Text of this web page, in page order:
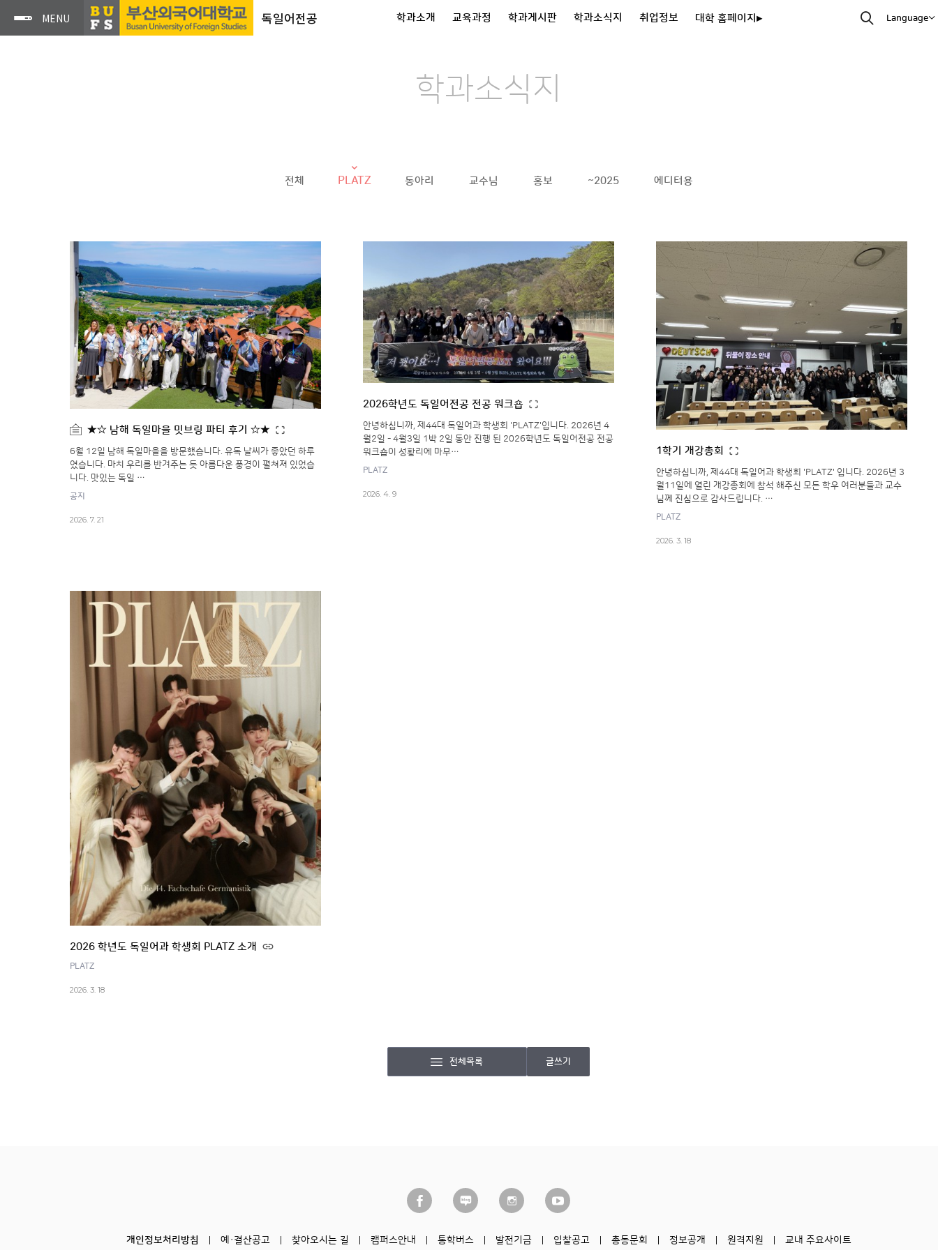
독일어전공 학과소개 교육과정 학과게시판 학과소식지 취업정보 대학 홈페이지▸ Language
학과소식지
전체 PLATZ 동아리 교수님 홍보 ~2025 에디터용
★☆ 남해 독일마을 밋브링 파티 후기 ☆★
6월 12일 남해 독일마을을 방문했습니다. 유독 날씨가 좋았던 하루
였습니다. 마치 우리를 반겨주는 듯 아름다운 풍경이 펼쳐져 있었습
니다. 맛있는 독일 …
공지
2026. 7. 21
2026학년도 독일어전공 전공 워크숍
안녕하십니까, 제44대 독일어과 학생회 'PLATZ'입니다. 2026년 4
월2일 - 4월3일 1박 2일 동안 진행 된 2026학년도 독일어전공 전공
워크숍이 성황리에 마무…
PLATZ
2026. 4. 9
1학기 개강총회
안녕하십니까, 제44대 독일어과 학생회 'PLATZ' 입니다. 2026년 3
월11일에 열린 개강총회에 참석 해주신 모든 학우 여러분들과 교수
님께 진심으로 감사드립니다. …
PLATZ
2026. 3. 18
2026 학년도 독일어과 학생회 PLATZ 소개
PLATZ
2026. 3. 18
전체목록 글쓰기
개인정보처리방침 예·결산공고 찾아오시는 길 캠퍼스안내 통학버스 발전기금 입찰공고 총동문회 정보공개 원격지원 교내 주요사이트